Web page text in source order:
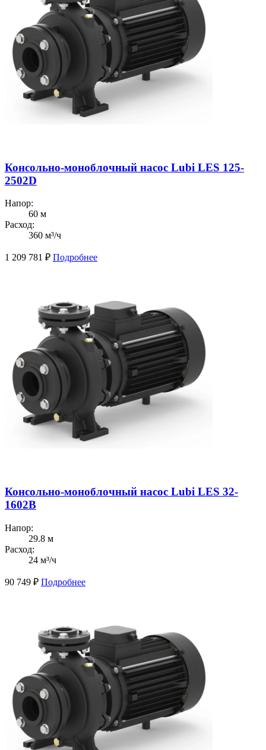
Консольно-моноблочный насос Lubi LES 125-
2502D
Напор:
60 м
Расход:
360 м³/ч
1 209 781 ₽ Подробнее
Консольно-моноблочный насос Lubi LES 32-
1602B
Напор:
29.8 м
Расход:
24 м³/ч
90 749 ₽ Подробнее